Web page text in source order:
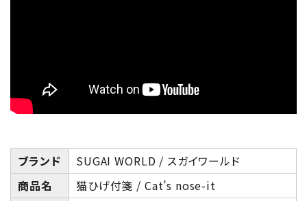
ブランド
SUGAI WORLD / スガイワールド
商品名
猫ひげ付箋 / Cat’s nose-it